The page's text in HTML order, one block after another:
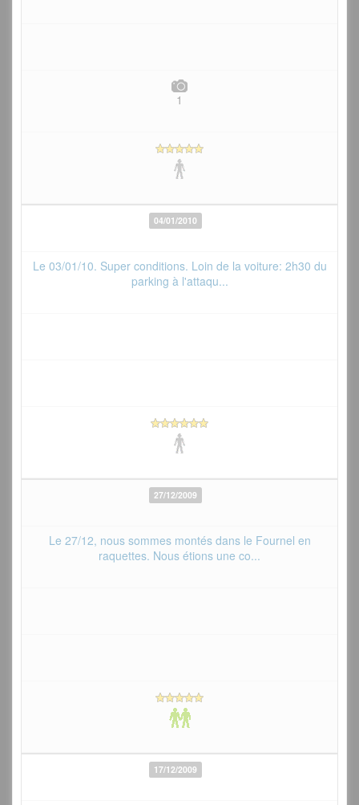
1
04/01/2010
Le 03/01/10. Super conditions. Loin de la voiture: 2h30 du
parking à l'attaqu...
27/12/2009
Le 27/12, nous sommes montés dans le Fournel en
raquettes. Nous étions une co...
17/12/2009